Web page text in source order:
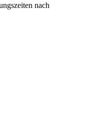
nach